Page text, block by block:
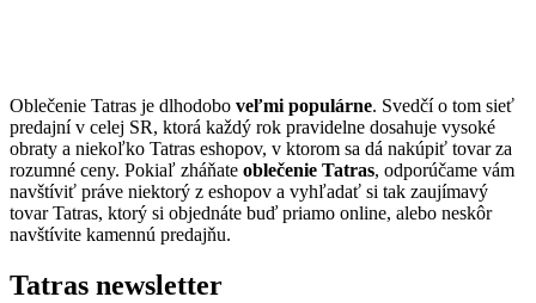
Oblečenie Tatras je dlhodobo veľmi populárne. Svedčí o tom sieť
predajní v celej SR, ktorá každý rok pravidelne dosahuje vysoké
obraty a niekoľko Tatras eshopov, v ktorom sa dá nakúpiť tovar za
rozumné ceny. Pokiaľ zháňate oblečenie Tatras, odporúčame vám
navštíviť práve niektorý z eshopov a vyhľadať si tak zaujímavý
tovar Tatras, ktorý si objednáte buď priamo online, alebo neskôr
navštívite kamennú predajňu.
Tatras newsletter